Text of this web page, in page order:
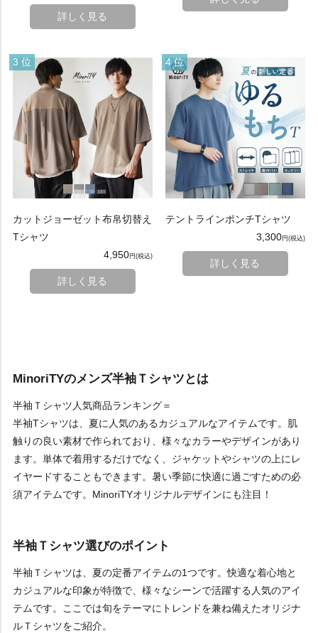
詳しく見る
カットジョーゼット布帛切替え
Tシャツ
4,950
詳しく見る
テントラインポンチTシャツ
3,300
詳しく見る
MinoriTYのメンズ半袖Ｔシャツとは
半袖Ｔシャツ人気商品ランキング＝
半袖Tシャツは、夏に人気のあるカジュアルなアイテムです。肌
触りの良い素材で作られており、様々なカラーやデザインがあり
ます。単体で着用するだけでなく、ジャケットやシャツの上にレ
イヤードすることもできます。暑い季節に快適に過ごすための必
須アイテムです。MinoriTYオリジナルデザインにも注目！
半袖Ｔシャツ選びのポイント
半袖Ｔシャツは、夏の定番アイテムの1つです。快適な着心地と
カジュアルな印象が特徴で、様々なシーンで活躍する人気のアイ
テムです。ここでは旬をテーマにトレンドを兼ね備えたオリジナ
ルＴシャツをご紹介。